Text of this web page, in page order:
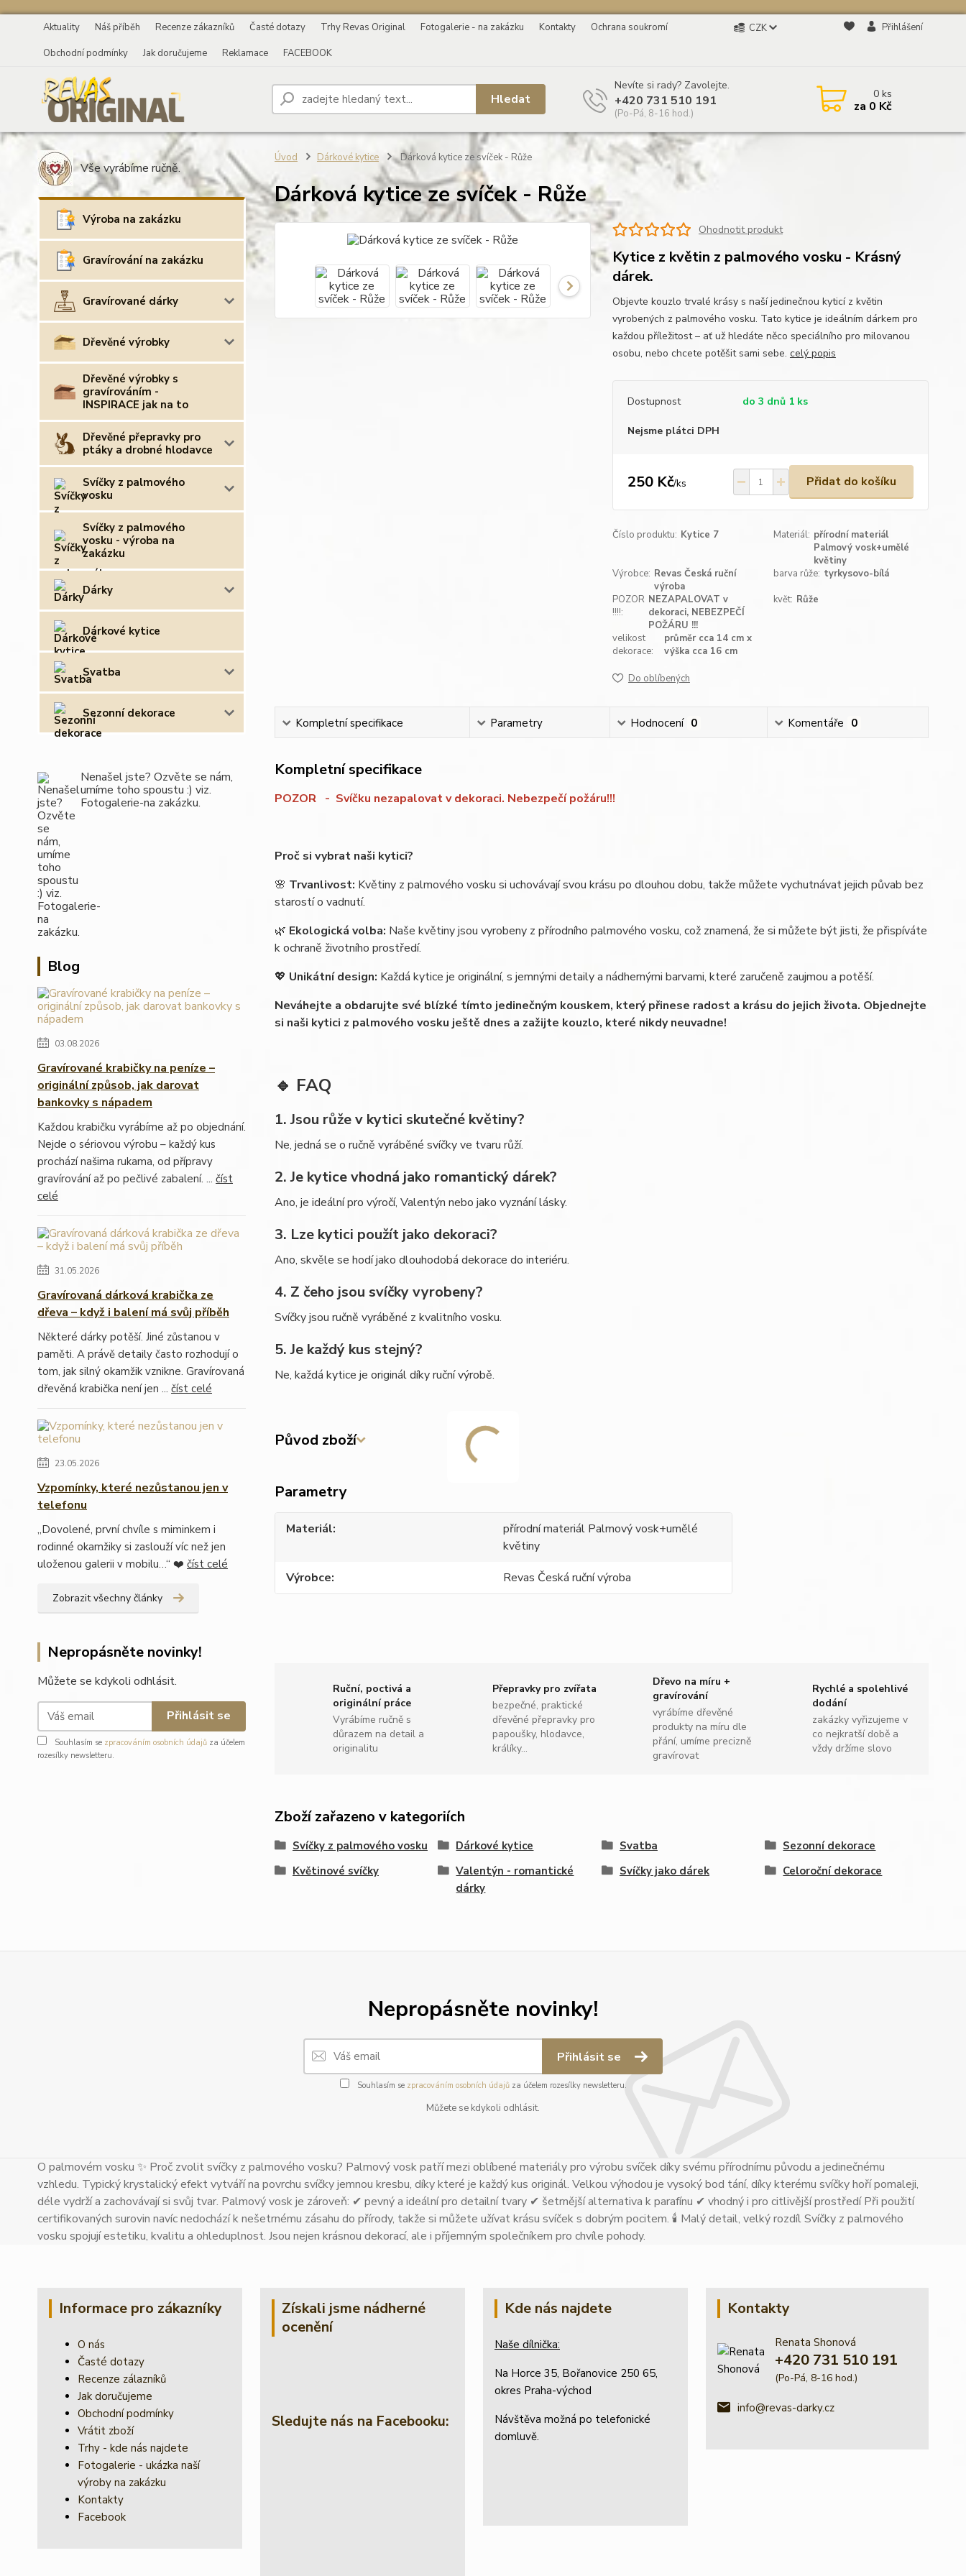
Aktuality Náš příběh Recenze zákazníků Časté dotazy Trhy Revas Original Fotogalerie - na zakázku Kontakty
Ochrana soukromí
Obchodní podmínky
Jak doručujeme Reklamace FACEBOOK
CZK Přihlášení
Hledat
Nevíte si rady? Zavolejte.
+420 731 510 191
(Po-Pá, 8-16 hod.)
0ks
za 0 Kč
Vše vyrábíme ručně.
Výroba na zakázku
Gravírování na zakázku
Gravírované dárky
Dřevěné výrobky
Dřevěné výrobky s
gravírováním -
INSPIRACE jak na to
Dřevěné přepravky pro
ptáky a drobné hlodavce
Svíčky z palmového
vosku
Svíčky z palmového
vosku - výroba na
zakázku
Dárky
Dárkové kytice
Svatba
Sezonní dekorace
Nenašel jste? Ozvěte se nám,
umíme toho spoustu :) viz.
Fotogalerie-na zakázku.
Blog
03.08.2026
Gravírované krabičky na peníze –
originální způsob, jak darovat
bankovky s nápadem
Každou krabičku vyrábíme až po objednání.
Nejde o sériovou výrobu – každý kus
prochází našima rukama, od přípravy
gravírování až po pečlivé zabalení. ... číst
celé
31.05.2026
Gravírovaná dárková krabička ze
dřeva – když i balení má svůj příběh
Některé dárky potěší. Jiné zůstanou v
paměti. A právě detaily často rozhodují o
tom, jak silný okamžik vznikne. Gravírovaná
dřevěná krabička není jen ... číst celé
23.05.2026
Vzpomínky, které nezůstanou jen v
telefonu
„Dovolené, první chvíle s miminkem i
rodinné okamžiky si zaslouží víc než jen
uloženou galerii v mobilu…“ ❤️ číst celé
Zobrazit všechny články
Nepropásněte novinky!
Můžete se kdykoli odhlásit.
Přihlásit se
Souhlasím se zpracováním osobních údajů za účelem
rozesílky newsletteru.
Úvod Dárkové kytice Dárková kytice ze svíček - Růže
Dárková kytice ze svíček - Růže
Ohodnotit produkt
Kytice z květin z palmového vosku - Krásný
dárek.
Objevte kouzlo trvalé krásy s naší jedinečnou kyticí z květin
vyrobených z palmového vosku. Tato kytice je ideálním dárkem pro
každou příležitost – ať už hledáte něco speciálního pro milovanou
osobu, nebo chcete potěšit sami sebe. celý popis
Dostupnost do 3 dnů 1 ks
Nejsme plátci DPH
250 Kč/ks Přidat do košíku
Číslo produktu: Kytice 7 Materiál: přírodní materiál
Palmový vosk+umělé
květiny
Výrobce: Revas Česká ruční
výroba
barva růže: tyrkysovo-bílá
POZOR
!!!!:
NEZAPALOVAT v
dekoraci, NEBEZPEČÍ
POŽÁRU !!!
květ: Růže
velikost
dekorace:
průměr cca 14 cm x
výška cca 16 cm
Do oblíbených
Kompletní specifikace Parametry Hodnocení 0 Komentáře 0
Kompletní specifikace
POZOR - Svíčku nezapalovat v dekoraci. Nebezpečí požáru!!!
Proč si vybrat naši kytici?
🌸 Trvanlivost: Květiny z palmového vosku si uchovávají svou krásu po dlouhou dobu, takže můžete vychutnávat jejich půvab bez
starostí o vadnutí.
🌿 Ekologická volba: Naše květiny jsou vyrobeny z přírodního palmového vosku, což znamená, že si můžete být jisti, že přispíváte
k ochraně životního prostředí.
💖 Unikátní design: Každá kytice je originální, s jemnými detaily a nádhernými barvami, které zaručeně zaujmou a potěší.
Neváhejte a obdarujte své blízké tímto jedinečným kouskem, který přinese radost a krásu do jejich života. Objednejte
si naši kytici z palmového vosku ještě dnes a zažijte kouzlo, které nikdy neuvadne!
🔹 FAQ
1. Jsou růže v kytici skutečné květiny?
Ne, jedná se o ručně vyráběné svíčky ve tvaru růží.
2. Je kytice vhodná jako romantický dárek?
Ano, je ideální pro výročí, Valentýn nebo jako vyznání lásky.
3. Lze kytici použít jako dekoraci?
Ano, skvěle se hodí jako dlouhodobá dekorace do interiéru.
4. Z čeho jsou svíčky vyrobeny?
Svíčky jsou ručně vyráběné z kvalitního vosku.
5. Je každý kus stejný?
Ne, každá kytice je originál díky ruční výrobě.
Původ zboží
Parametry
Materiál
přírodní materiál Palmový vosk+umělé
květiny
Výrobce
Revas Česká ruční výroba
Ruční, poctivá a
originální práce
Vyrábíme ručně s
důrazem na detail a
originalitu
Přepravky pro zvířata
bezpečné, praktické
dřevěné přepravky pro
papoušky, hlodavce,
králíky...
Dřevo na míru +
gravírování
vyrábíme dřevěné
produkty na míru dle
přání, umíme precizně
gravírovat
Rychlé a spolehlivé
dodání
zakázky vyřizujeme v
co nejkratší době a
vždy držíme slovo
Zboží zařazeno v kategoriích
Svíčky z palmového vosku Dárkové kytice Svatba
Sezonní dekorace
Květinové svíčky
Valentýn - romantické
dárky
Svíčky jako dárek Celoroční dekorace
Nepropásněte novinky!
Přihlásit se
Souhlasím se zpracováním osobních údajůza účelem rozesílky newsletteru.
Můžete se kdykoli odhlásit.
O palmovém vosku ✨ Proč zvolit svíčky z palmového vosku? Palmový vosk patří mezi oblíbené materiály pro výrobu svíček díky svému přírodnímu původu a jedinečnému
vzhledu. Typický krystalický efekt vytváří na povrchu svíčky jemnou kresbu, díky které je každý kus originál. Velkou výhodou je vysoký bod tání, díky kterému svíčky hoří pomaleji,
déle vydrží a zachovávají si svůj tvar. Palmový vosk je zároveň: ✔ pevný a ideální pro detailní tvary ✔ šetrnější alternativa k parafínu ✔ vhodný i pro citlivější prostředí Při použití
certifikovaných surovin navíc nedochází k nešetrnému zásahu do přírody, takže si můžete užívat krásu svíček s dobrým pocitem. 🕯 Malý detail, velký rozdíl Svíčky z palmového
vosku spojují estetiku, kvalitu a ohleduplnost. Jsou nejen krásnou dekorací, ale i příjemným společníkem pro chvíle pohody.
Informace pro zákazníky
O nás
Časté dotazy
Recenze zálazníků
Jak doručujeme
Obchodní podmínky
Vrátit zboží
Trhy - kde nás najdete
Fotogalerie - ukázka naší
výroby na zakázku
Kontakty
Facebook
Získali jsme nádherné
ocenění
Sledujte nás na Facebooku:
Kde nás najdete
Naše dílnička:
Na Horce 35, Bořanovice 250 65,
okres Praha-východ
Návštěva možná po telefonické
domluvě.
Kontakty
Renata Shonová
+420 731 510 191
(Po-Pá, 8-16 hod.)
info@revas-darky.cz